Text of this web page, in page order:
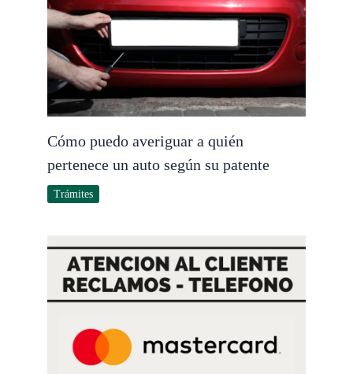
Cómo puedo averiguar a quién
pertenece un auto según su patente
Trámites